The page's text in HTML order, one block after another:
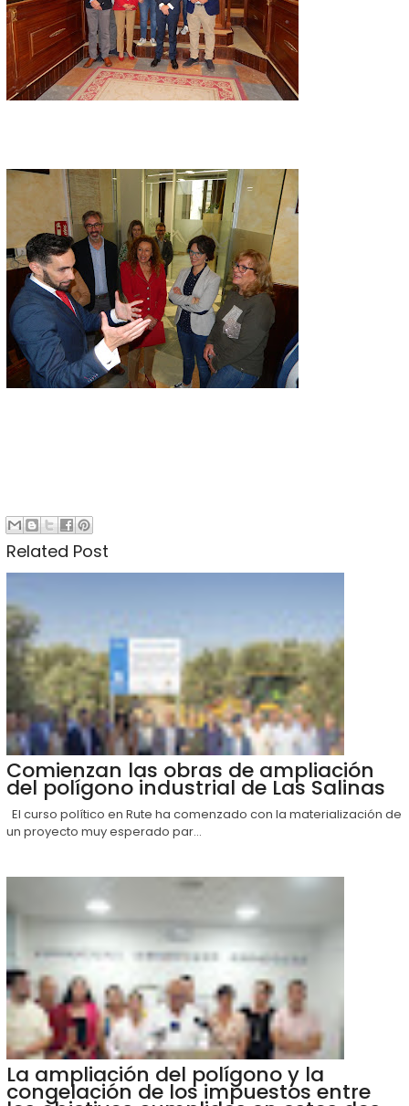
Related Post
Comienzan las obras de ampliación
del polígono industrial de Las Salinas
El curso político en Rute ha comenzado con la materialización de
un proyecto muy esperado par...
La ampliación del polígono y la
congelación de los impuestos entre